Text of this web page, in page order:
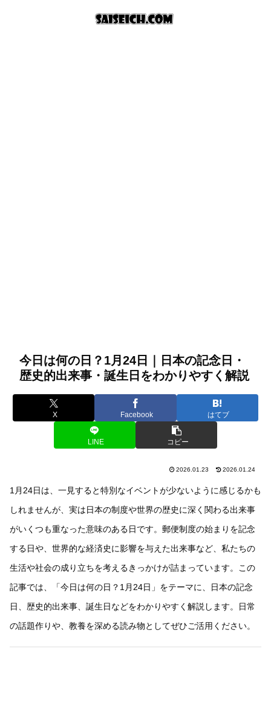
今日は何の日？1月24日｜日本の記念日・
歴史的出来事・誕生日をわかりやすく解説
X Facebook はてブ
LINE コピー
2026.01.23 2026.01.24
1月24日は、一見すると特別なイベントが少ないように感じるかも
しれませんが、実は日本の制度や世界の歴史に深く関わる出来事
がいくつも重なった意味のある日です。郵便制度の始まりを記念
する日や、世界的な経済史に影響を与えた出来事など、私たちの
生活や社会の成り立ちを考えるきっかけが詰まっています。この
記事では、「今日は何の日？1月24日」をテーマに、日本の記念
日、歴史的出来事、誕生日などをわかりやすく解説します。日常
の話題作りや、教養を深める読み物としてぜひご活用ください。